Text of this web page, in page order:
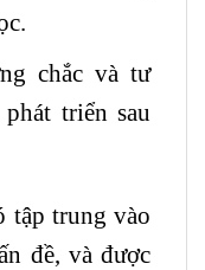
chắc và tư
triển sau
tập trung vào
đề, và được